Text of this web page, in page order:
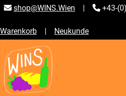
shop@WINS.Wien |
+43-
Warenkorb | Neukunde